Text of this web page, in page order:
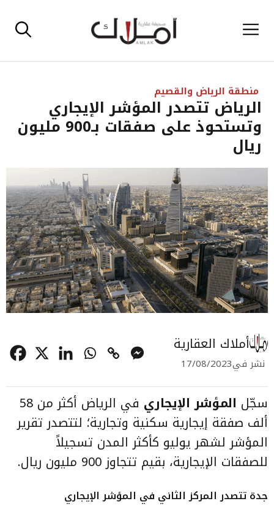
إلى القائمة
منطقة الرياض والقصيم
الرياض تتصدر المؤشر الإيجاري
وتستحوذ على صفقات بـ900 مليون
ريال
أملاك العقارية
نشر في17/08/2023
سجّل المؤشر الإيجاري
في الرياض أكثر من 58
ألف صفقة إيجارية سكنية وتجارية؛ لتتصدر تقرير
المؤشر لشهر يوليو كأكثر المدن تسجيلاً
للصفقات الإيجارية، بقيم تتجاوز 900 مليون ريال.
جدة تتصدر المركز الثاني في المؤشر الإيجاري